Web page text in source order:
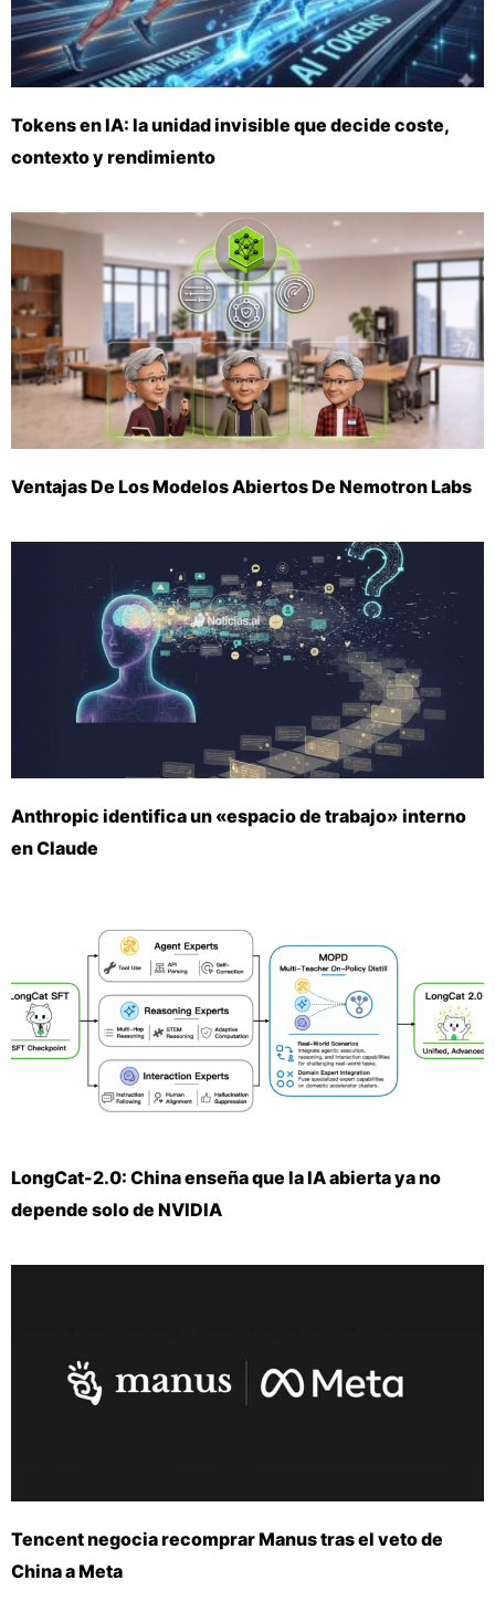
Tokens en IA: la unidad invisible que decide coste,
contexto y rendimiento
Ventajas De Los Modelos Abiertos De Nemotron Labs
Anthropic identifica un «espacio de trabajo» interno
en Claude
LongCat-2.0: China enseña que la IA abierta ya no
depende solo de NVIDIA
Tencent negocia recomprar Manus tras el veto de
China a Meta